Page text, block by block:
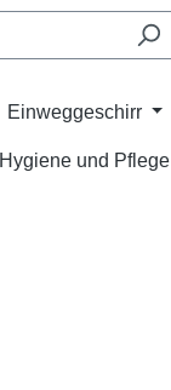
Einweggeschirr
Hygiene und Pflege